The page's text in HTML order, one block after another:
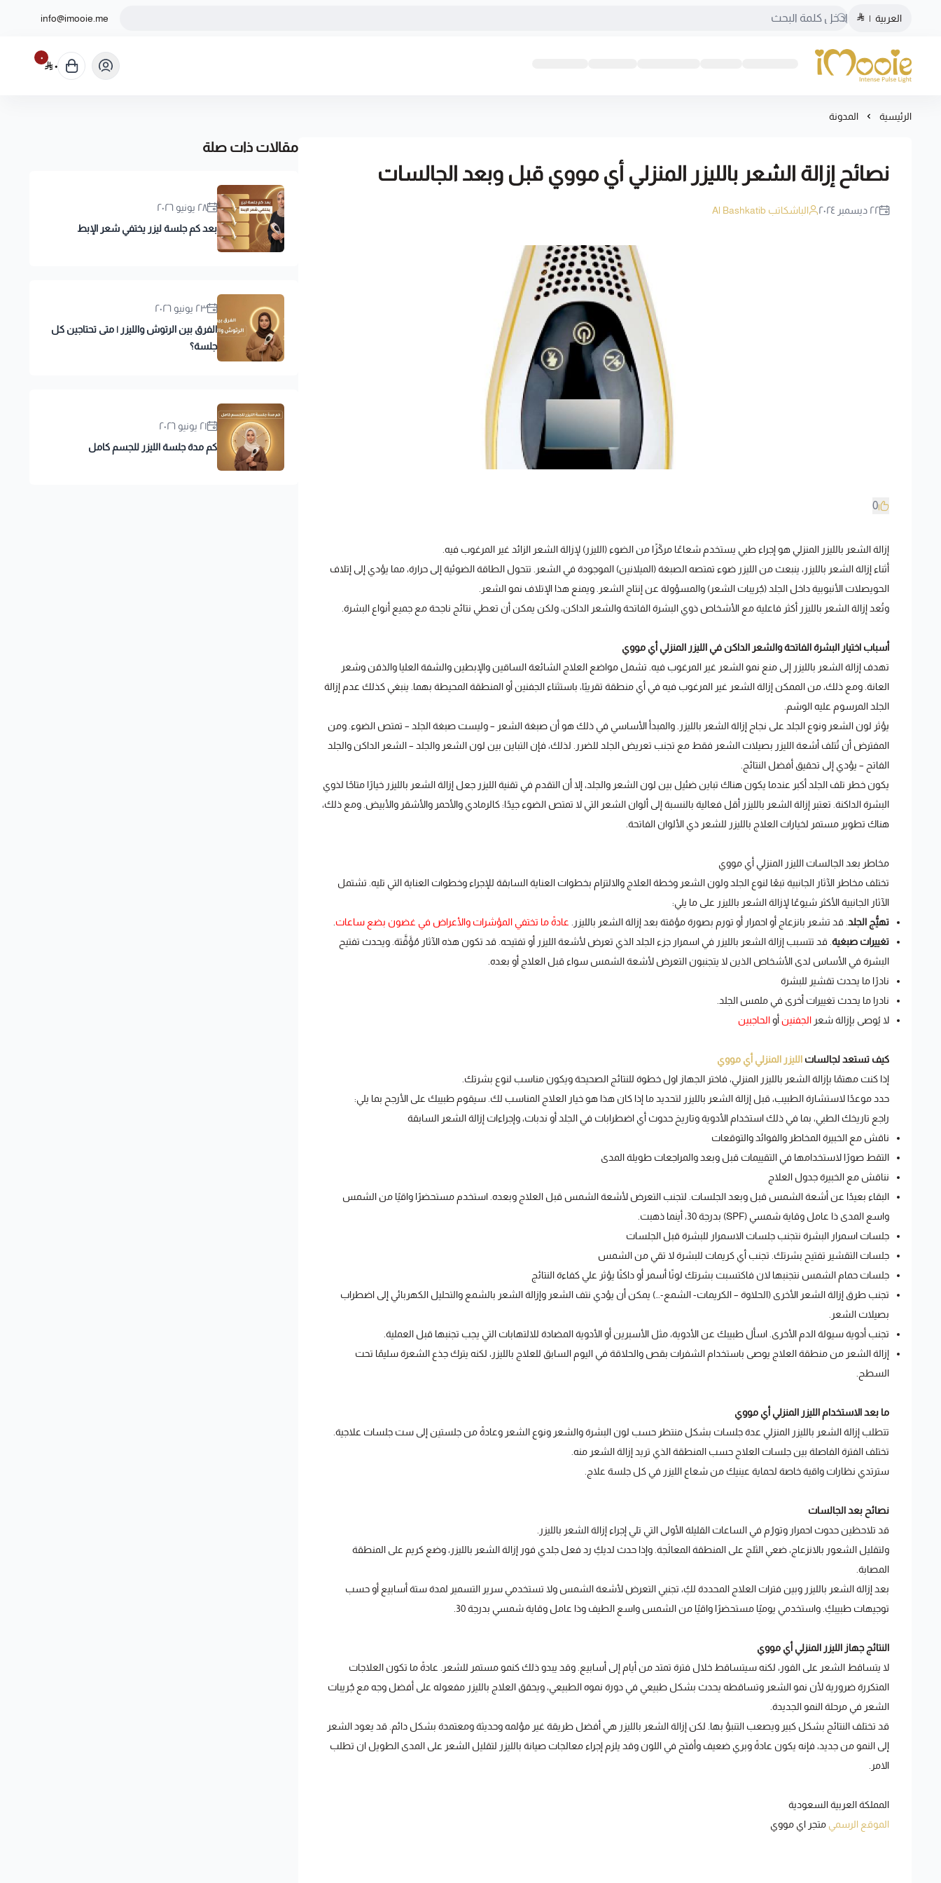
العربية |
info@imooie.me
الموقع الرسمي ليزر منزلي اي مووي
٠
٠
الرئيسية المدونة
نصائح إزالة الشعر بالليزر المنزلي أي مووي قبل وبعد الجالسات
٢٢ ديسمبر ٢٠٢٤ الباشكاتب Al Bashkatib
0
إزالة الشعر بالليزر المنزلي هو إجراء طبي يستخدم شعاعًا مركّزًا من الضوء (الليزر) لإزالة الشعر الزائد غير المرغوب فيه.
أثناء إزالة الشعر بالليزر، ينبعث من الليزر ضوء تمتصه الصبغة (الميلانين) الموجودة في الشعر. تتحول الطاقة الضوئية إلى حرارة، مما يؤدي إلى إتلاف
الحويصلات الأنبوبية داخل الجلد (جُريبات الشعر) والمسؤولة عن إنتاج الشعر. ويمنع هذا الإتلاف نمو الشعر.
وتُعد إزالة الشعر بالليزر أكثر فاعلية مع الأشخاص ذوي البشرة الفاتحة والشعر الداكن، ولكن يمكن أن تعطي نتائج ناجحة مع جميع أنواع البشرة.
أسباب اختيار البشرة الفاتحة والشعر الداكن في الليزر المنزلي أي مووي
تهدف إزالة الشعر بالليزر إلى منع نمو الشعر غير المرغوب فيه. تشمل مواضع العلاج الشائعة الساقين والإبطين والشفة العليا والذقن وشعر
العانة. ومع ذلك، من الممكن إزالة الشعر غير المرغوب فيه في أي منطقة تقريبًا، باستثناء الجفنين أو المنطقة المحيطة بهما. ينبغي كذلك عدم إزالة
الجلد المرسوم عليه الوشم.
يؤثر لون الشعر ونوع الجلد على نجاح إزالة الشعر بالليزر. والمبدأ الأساسي في ذلك هو أن صبغة الشعر – وليست صبغة الجلد – تمتص الضوء. ومن
المفترض أن تُتلف أشعة الليزر بصيلات الشعر فقط مع تجنب تعريض الجلد للضرر. لذلك، فإن التباين بين لون الشعر والجلد – الشعر الداكن والجلد
الفاتح – يؤدي إلى تحقيق أفضل النتائج.
يكون خطر تلف الجلد أكبر عندما يكون هناك تباين ضئيل بين لون الشعر والجلد، إلا أن التقدم في تقنية الليزر جعل إزالة الشعر بالليزر خيارًا متاحًا لذوي
البشرة الداكنة. تعتبر إزالة الشعر بالليزر أقل فعالية بالنسبة إلى ألوان الشعر التي لا تمتص الضوء جيدًا: كالرمادي والأحمر والأشقر والأبيض. ومع ذلك،
هناك تطوير مستمر لخيارات العلاج بالليزر للشعر ذي الألوان الفاتحة.
مخاطر بعد الجالسات الليزر المنزلي أي مووي
تختلف مخاطر الآثار الجانبية تبعًا لنوع الجلد ولون الشعر وخطة العلاج والالتزام بخطوات العناية السابقة للإجراء وخطوات العناية التي تليه. تشتمل
الآثار الجانبية الأكثر شيوعًا لإزالة الشعر بالليزر على ما يلي:
تهيُّج الجلد. قد تشعر بانزعاج أو احمرار أو تورم بصورة مؤقتة بعد إزالة الشعر بالليزر. عادةً ما تختفي المؤشرات والأعراض في غضون بضع ساعات.
تغييرات صبغية. قد تتسبب إزالة الشعر بالليزر في اسمرار جزء الجلد الذي تعرض لأشعة الليزر أو تفتيحه. قد تكون هذه الآثار مُؤَقَّتة. ويحدث تفتيح
البشرة في الأساس لدى الأشخاص الذين لا يتجنبون التعرض لأشعة الشمس سواء قبل العلاج أو بعده.
نادرًا ما يحدث تقشير للبشرة
نادرا ما يحدث تغييرات أخرى في ملمس الجلد.
لا يُوصى بإزالة شعر الجفنينأوالحاجبين
كيف تستعد لجالسات الليزر المنزلي أي مووي
إذا كنت مهتمًا بإزالة الشعر بالليزر المنزلي، فاختر الجهاز اول خطوة للنتائج الصحيحة ويكون مناسب لنوع بشرتك.
حدد موعدًا لاستشارة الطبيب، قبل إزالة الشعر بالليزر لتحديد ما إذا كان هذا هو خيار العلاج المناسب لك. سيقوم طبيبك على الأرجح بما يلي:
راجع تاريخك الطبي، بما في ذلك استخدام الأدوية وتاريخ حدوث أي اضطرابات في الجلد أو ندبات، وإجراءات إزالة الشعر السابقة
ناقش مع الخبيرة المخاطر والفوائد والتوقعات
التقط صورًا لاستخدامها في التقييمات قبل وبعد والمراجعات طويلة المدى
نناقش مع الخبيرة جدول العلاج
البقاء بعيدًا عن أشعة الشمس قبل وبعد الجلسات. لتجنب التعرض لأشعة الشمس قبل العلاج وبعده. استخدم مستحضرًا واقيًا من الشمس
واسع المدى ذا عامل وقاية شمسي (SPF) بدرجة 30، أينما ذهبت.
جلسات اسمرار البشرة نتجنب جلسات الاسمرار للبشرة قبل الجلسات
جلسات التقشير تفتيح بشرتك. تجنب أي كريمات للبشرة لا تقي من الشمس
جلسات حمام الشمس نتجنبها لان فاكتسبت بشرتك لونًا أسمر أو داكنًا يؤثر علي كفاءة النتائج
تجنب طرق إزالة الشعر الأخرى (الحلاوة – الكريمات- الشمع-…) يمكن أن يؤدي نتف الشعر وإزالة الشعر بالشمع والتحليل الكهربائي إلى اضطراب
بصيلات الشعر.
تجنب أدوية سيولة الدم الأخرى. اسأل طبيبك عن الأدوية، مثل الأسبرين أو الأدوية المضادة للالتهابات التي يجب تجنبها قبل العملية.
إزالة الشعر من منطقة العلاج يوصى باستخدام الشفرات بقص والحلاقة في اليوم السابق للعلاج بالليزر، لكنه يترك جذع الشعرة سليمًا تحت
السطح.
ما بعد الاستخدام الليزر المنزلي أي مووي
تتطلب إزالة الشعر بالليزر المنزلي عدة جلسات بشكل منتظر حسب لون البشرة والشعر ونوع الشعر وعادةً من جلستين إلى ست جلسات علاجية.
تختلف الفترة الفاصلة بين جلسات العلاج حسب المنطقة الذي تريد إزالة الشعر منه.
سترتدي نظارات واقية خاصة لحماية عينيك من شعاع الليزر في كل جلسة علاج.
نصائح بعد الجالسات
قد تلاحظين حدوث احمرار وتورُم في الساعات القليلة الأولى التي تلي إجراء إزالة الشعر بالليزر.
ولتقليل الشعور بالانزعاج، ضعي الثلج على المنطقة المعالَجة. وإذا حدث لديكِ رد فعل جلدي فور إزالة الشعر بالليزر، وضع كريم على المنطقة
المصابة.
بعد إزالة الشعر بالليزر وبين فترات العلاج المحددة لكِ، تجنبي التعرض لأشعة الشمس ولا تستخدمي سرير التسمير لمدة ستة أسابيع أو حسب
توجيهات طبيبكِ. واستخدمي يوميًا مستحضرًا واقيًا من الشمس واسع الطيف وذا عامل وقاية شمسي بدرجة 30.
النتائج جهاز الليزر المنزلي أي مووي
لا يتساقط الشعر على الفور، لكنه سيتساقط خلال فترة تمتد من أيام إلى أسابيع. وقد يبدو ذلك كنمو مستمر للشعر. عادةً ما تكون العلاجات
المتكررة ضرورية لأن نمو الشعر وتساقطه يحدث بشكل طبيعي في دورة نموه الطبيعي، ويحقق العلاج بالليزر مفعوله على أفضل وجه مع جُريبات
الشعر في مرحلة النمو الجديدة.
قد تختلف النتائج بشكل كبير ويصعب التنبؤ بها. لكن إزالة الشعر بالليزر هي أفضل طريقة غير مؤلمه وحديثة ومعتمدة بشكل دائم. قد يعود الشعر
إلى النمو من جديد، فإنه يكون عادةً وبري ضعيف وأفتح في اللون وقد يلزم إجراء معالجات صيانة بالليزر لتقليل الشعر على المدى الطويل ان تطلب
الامر.
المملكة العربية السعودية
الموقع الرسمي متجر اي مووي
مقالات ذات صلة
٢٨ يونيو ٢٠٢٦
بعد كم جلسة ليزر يختفي شعر الإبط
٢٣ يونيو ٢٠٢٦
الفرق بين الرتوش والليزر | متى تحتاجين كل
جلسة؟
٢١ يونيو ٢٠٢٦
كم مدة جلسة الليزر للجسم كامل